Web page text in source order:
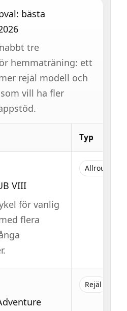
bästa
tre
hemmaträning: ett
rejäl modell och
vill ha fler
Typ
VIII
för vanlig
flera
Allround
Rejäl